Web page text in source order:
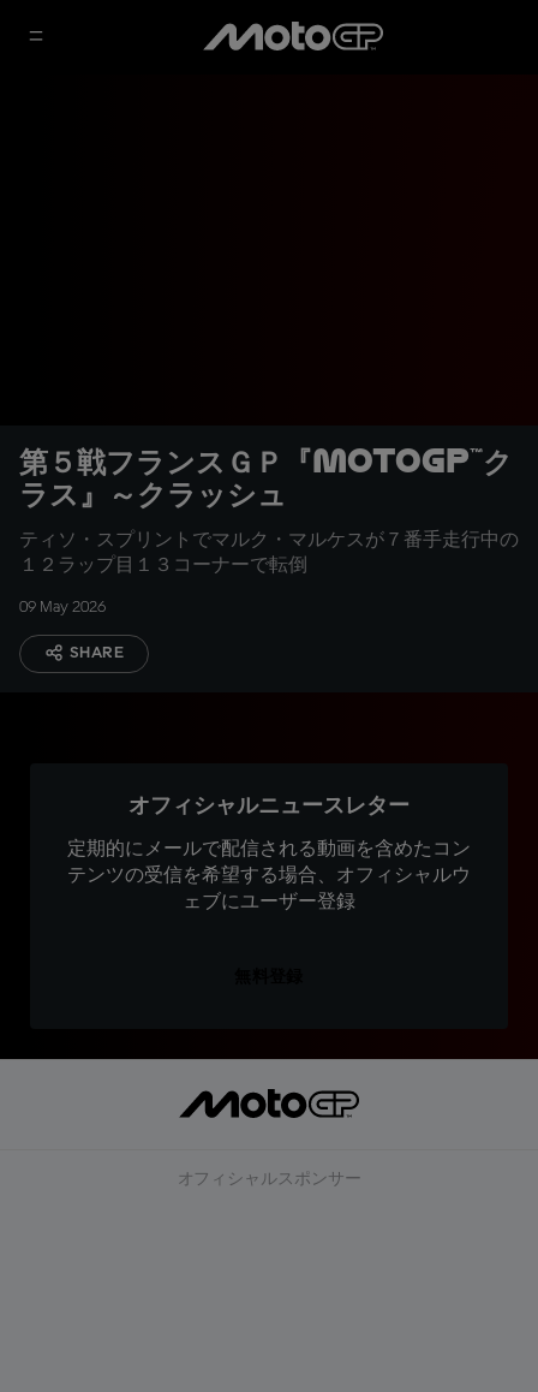
第５戦フランスＧＰ『MotoGP™ク
ラス』～クラッシュ
ティソ・スプリントでマルク・マルケスが７番手走行中の
１２ラップ目１３コーナーで転倒
09 May 2026
SHARE
オフィシャルニュースレター
定期的にメールで配信される動画を含めたコン
テンツの受信を希望する場合、オフィシャルウ
ェブにユーザー登録
オフィシャルスポンサー